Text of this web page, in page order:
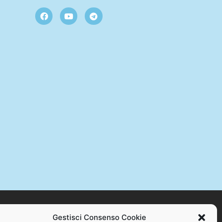
Gestisci Consenso Cookie